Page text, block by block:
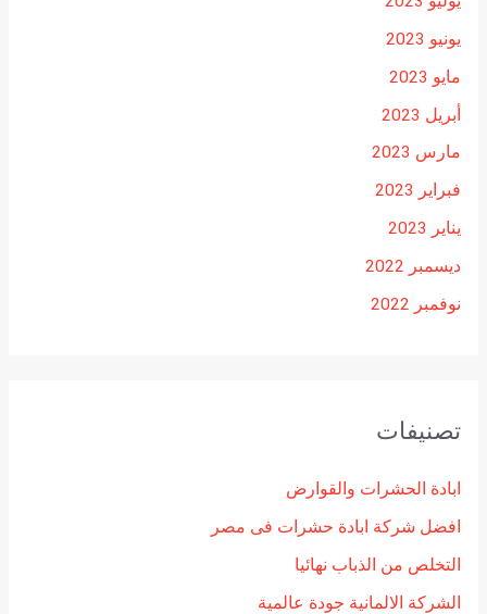
يونيو 2023
مايو 2023
أبريل 2023
مارس 2023
فبراير 2023
يناير 2023
ديسمبر 2022
نوفمبر 2022
تصنيفات
ابادة الحشرات والقوارض
افضل شركة ابادة حشرات فى مصر
التخلص من الذباب نهائيا
الشركة الالمانية جودة عالمية